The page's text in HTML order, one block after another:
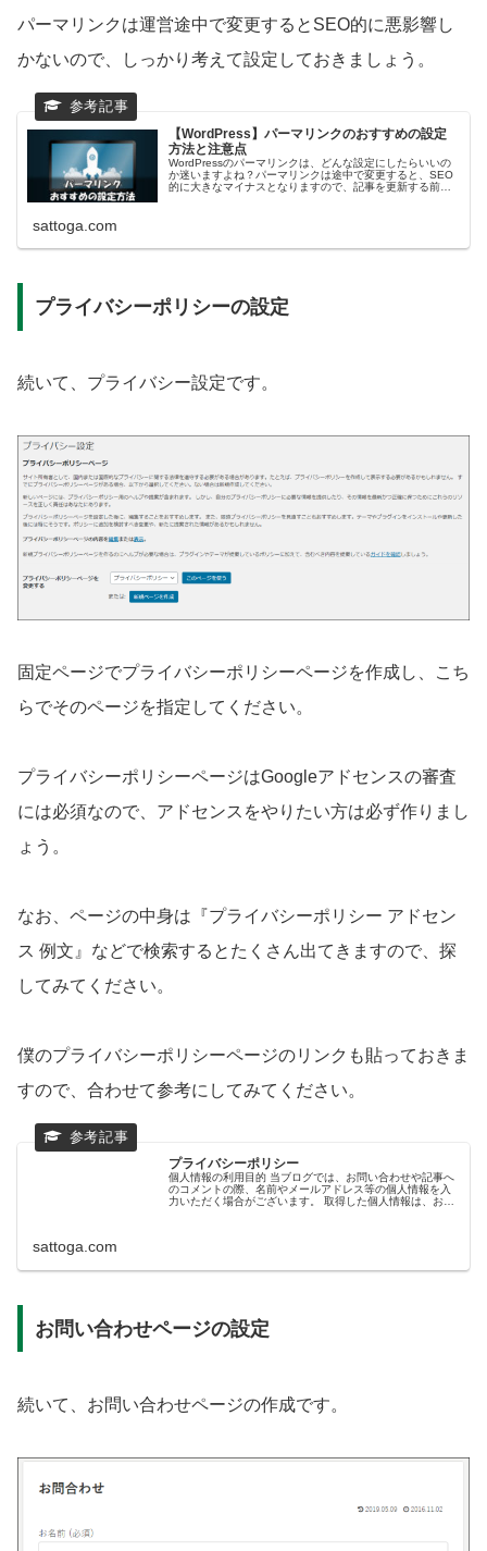
パーマリンクは運営途中で変更するとSEO的に悪影響し
かないので、しっかり考えて設定しておきましょう。
【WordPress】パーマリンクのおすすめの設定
方法と注意点
WordPressのパーマリンクは、どんな設定にしたらいいの
か迷いますよね？パーマリンクは途中で変更すると、SEO
的に大きなマイナスとなりますので、記事を更新する前に
sattoga.com
プライバシーポリシーの設定
続いて、プライバシー設定です。
固定ページでプライバシーポリシーページを作成し、こち
らでそのページを指定してください。
プライバシーポリシーページはGoogleアドセンスの審査
には必須なので、アドセンスをやりたい方は必ず作りまし
ょう。
なお、ページの中身は『プライバシーポリシー アドセン
ス 例文』などで検索するとたくさん出てきますので、探
してみてください。
僕のプライバシーポリシーページのリンクも貼っておきま
すので、合わせて参考にしてみてください。
プライバシーポリシー
個人情報の利用目的 当ブログでは、お問い合わせや記事へ
のコメントの際、名前やメールアドレス等の個人情報を入
力いただく場合がございます。 取得した個人情報は、お問
sattoga.com
お問い合わせページの設定
続いて、お問い合わせページの作成です。